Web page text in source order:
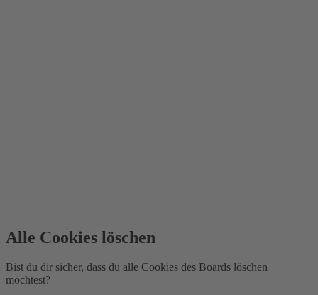
Alle Cookies löschen
Bist du dir sicher, dass du alle Cookies des Boards löschen
möchtest?